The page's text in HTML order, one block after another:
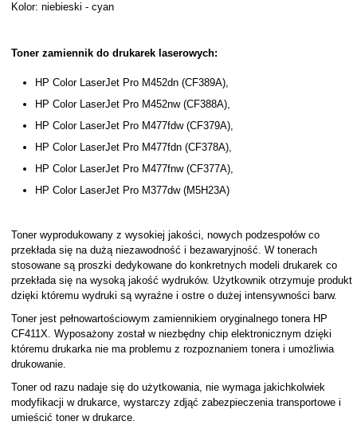
Kolor: niebieski - cyan
Toner zamiennik do drukarek laserowych:
HP Color LaserJet Pro M452dn (CF389A),
HP Color LaserJet Pro M452nw (CF388A),
HP Color LaserJet Pro M477fdw (CF379A),
HP Color LaserJet Pro M477fdn (CF378A),
HP Color LaserJet Pro M477fnw (CF377A),
HP Color LaserJet Pro M377dw (M5H23A)
Toner wyprodukowany z wysokiej jakości, nowych podzespołów co
przekłada się na dużą niezawodność i bezawaryjność. W tonerach
stosowane są proszki dedykowane do konkretnych modeli drukarek co
przekłada się na wysoką jakość wydruków. Użytkownik otrzymuje produkt
dzięki któremu wydruki są wyraźne i ostre o dużej intensywności barw.
Toner jest pełnowartościowym zamiennikiem oryginalnego tonera HP
CF411X. Wyposażony został w niezbędny chip elektronicznym dzięki
któremu drukarka nie ma problemu z rozpoznaniem tonera i umożliwia
drukowanie.
Toner od razu nadaje się do użytkowania, nie wymaga jakichkolwiek
modyfikacji w drukarce, wystarczy zdjąć zabezpieczenia transportowe i
umieścić toner w drukarce.